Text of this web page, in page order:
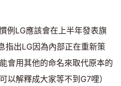
例LG應該會在上半年發表旗
指出LG因為內部正在重新策
會用其他的命名來取代原本的
以解釋成大家等不到G7哩）